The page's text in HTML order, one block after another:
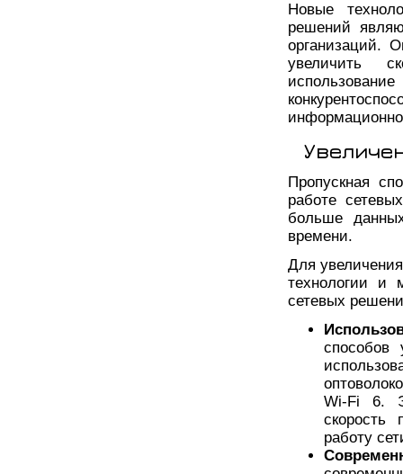
Новые
решений
организаций.
увеличить
Пропускная
работе
больше
времени.
Для
технологии и
сетевых
способов
Wi-Fi 6.
работу